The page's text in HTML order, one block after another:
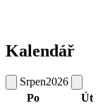
Kalendář
Srpen2026
Po
Út